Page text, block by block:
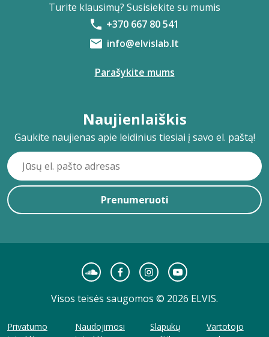
Turite klausimų? Susisiekite su mumis
+370 667 80 541
info@elvislab.lt
Parašykite mums
Naujienlaiškis
Gaukite naujienas apie leidinius tiesiai į savo el. paštą!
Prenumeruoti
Visos teisės saugomos © 2026 ELVIS.
Privatumo
Naudojimosi
Slapukų
Vartotojo